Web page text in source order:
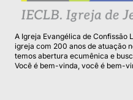
A Igreja Evangélica de Confissão
igreja com 200 anos de atuação
temos abertura ecumênica e
Você é bem-vinda, você é bem-